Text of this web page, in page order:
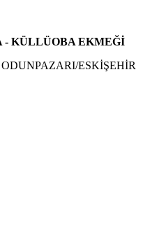
- KÜLLÜOBA EKMEĞİ
ESKİŞEHİR